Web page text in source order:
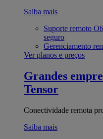
Saiba mais
Suporte remoto
seguro
Gerenciamento
Ver planos e preços
Grandes
Tensor
Conectividade remota
Saiba mais